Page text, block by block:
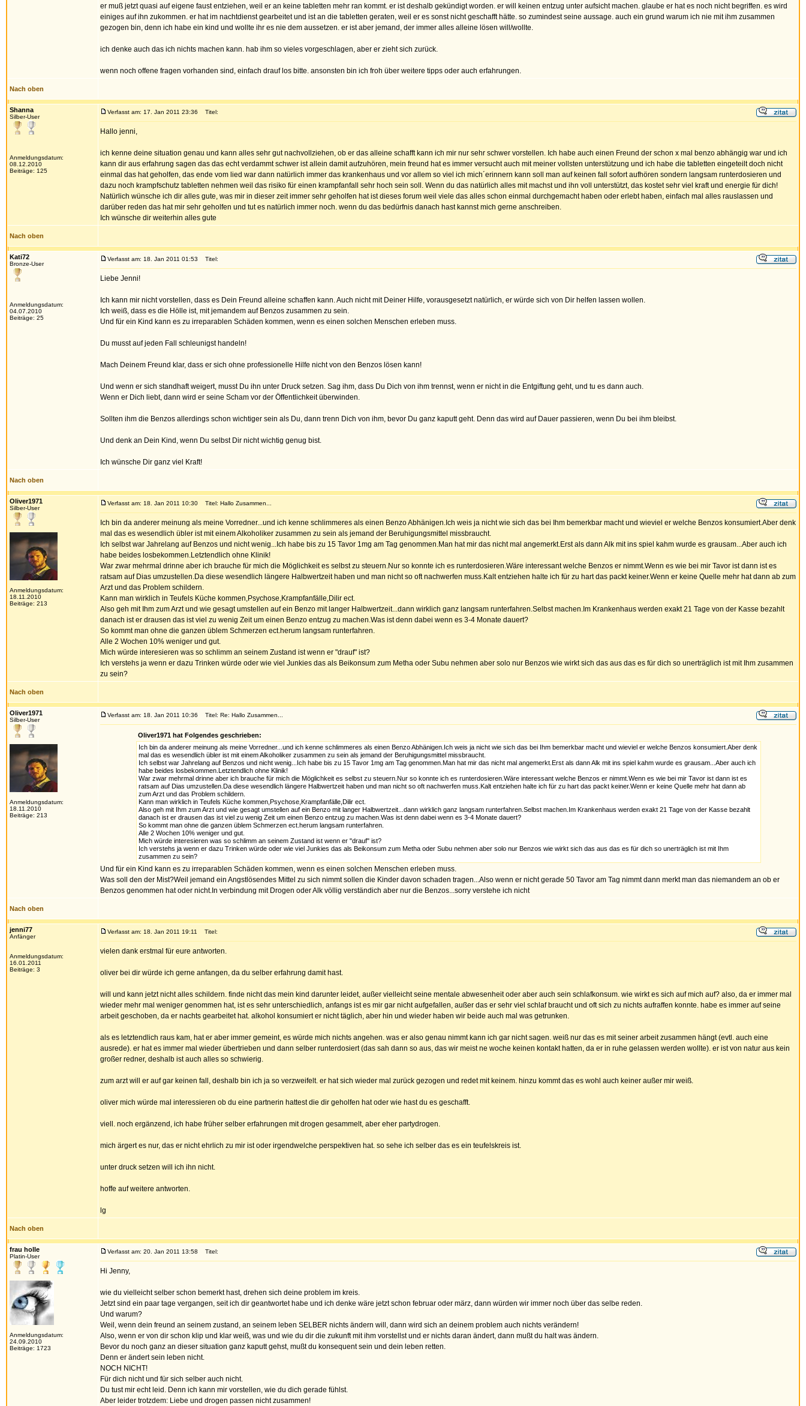
er muß jetzt quasi auf eigene faust entziehen, weil er an keine tabletten mehr ran kommt. er ist deshalb gekündigt worden. er will keinen entzug unter aufsicht machen. glaube er hat es noch nicht begriffen. es wird
einiges auf ihn zukommen. er hat im nachtdienst gearbeitet und ist an die tabletten geraten, weil er es sonst nicht geschafft hätte. so zumindest seine aussage. auch ein grund warum ich nie mit ihm zusammen
gezogen bin, denn ich habe ein kind und wollte ihr es nie dem aussetzen. er ist aber jemand, der immer alles alleine lösen will/wollte.
ich denke auch das ich nichts machen kann. hab ihm so vieles vorgeschlagen, aber er zieht sich zurück.
wenn noch offene fragen vorhanden sind, einfach drauf los bitte. ansonsten bin ich froh über weitere tipps oder auch erfahrungen.
Nach oben
Shanna
Silber-User
Anmeldungsdatum:
08.12.2010
Beiträge: 125
Verfasst am: 17. Jan 2011 23:36 Titel:
Hallo jenni,
ich kenne deine situation genau und kann alles sehr gut nachvollziehen, ob er das alleine schafft kann ich mir nur sehr schwer vorstellen. Ich habe auch einen Freund der schon x mal benzo abhängig war und ich
kann dir aus erfahrung sagen das das echt verdammt schwer ist allein damit aufzuhören, mein freund hat es immer versucht auch mit meiner vollsten unterstützung und ich habe die tabletten eingeteilt doch nicht
einmal das hat geholfen, das ende vom lied war dann natürlich immer das krankenhaus und vor allem so viel ich mich´erinnern kann soll man auf keinen fall sofort aufhören sondern langsam runterdosieren und
dazu noch krampfschutz tabletten nehmen weil das risiko für einen krampfanfall sehr hoch sein soll. Wenn du das natürlich alles mit machst und ihn voll unterstützt, das kostet sehr viel kraft und energie für dich!
Natürlich wünsche ich dir alles gute, was mir in dieser zeit immer sehr geholfen hat ist dieses forum weil viele das alles schon einmal durchgemacht haben oder erlebt haben, einfach mal alles rauslassen und
darüber reden das hat mir sehr geholfen und tut es natürlich immer noch. wenn du das bedürfnis danach hast kannst mich gerne anschreiben.
Ich wünsche dir weiterhin alles gute
Nach oben
Kati72
Bronze-User
Anmeldungsdatum:
04.07.2010
Beiträge: 25
Verfasst am: 18. Jan 2011 01:53 Titel:
Liebe Jenni!
Ich kann mir nicht vorstellen, dass es Dein Freund alleine schaffen kann. Auch nicht mit Deiner Hilfe, vorausgesetzt natürlich, er würde sich von Dir helfen lassen wollen.
Ich weiß, dass es die Hölle ist, mit jemandem auf Benzos zusammen zu sein.
Und für ein Kind kann es zu irreparablen Schäden kommen, wenn es einen solchen Menschen erleben muss.
Du musst auf jeden Fall schleunigst handeln!
Mach Deinem Freund klar, dass er sich ohne professionelle Hilfe nicht von den Benzos lösen kann!
Und wenn er sich standhaft weigert, musst Du ihn unter Druck setzen. Sag ihm, dass Du Dich von ihm trennst, wenn er nicht in die Entgiftung geht, und tu es dann auch.
Wenn er Dich liebt, dann wird er seine Scham vor der Öffentlichkeit überwinden.
Sollten ihm die Benzos allerdings schon wichtiger sein als Du, dann trenn Dich von ihm, bevor Du ganz kaputt geht. Denn das wird auf Dauer passieren, wenn Du bei ihm bleibst.
Und denk an Dein Kind, wenn Du selbst Dir nicht wichtig genug bist.
Ich wünsche Dir ganz viel Kraft!
Nach oben
Oliver1971
Silber-User
Anmeldungsdatum:
18.11.2010
Beiträge: 213
Verfasst am: 18. Jan 2011 10:30 Titel: Hallo Zusammen...
Ich bin da anderer meinung als meine Vorredner...und ich kenne schlimmeres als einen Benzo Abhänigen.Ich weis ja nicht wie sich das bei Ihm bemerkbar macht und wieviel er welche Benzos konsumiert.Aber denk
mal das es wesendlich übler ist mit einem Alkoholiker zusammen zu sein als jemand der Beruhigungsmittel missbraucht.
Ich selbst war Jahrelang auf Benzos und nicht wenig...Ich habe bis zu 15 Tavor 1mg am Tag genommen.Man hat mir das nicht mal angemerkt.Erst als dann Alk mit ins spiel kahm wurde es grausam...Aber auch ich
habe beides losbekommen.Letztendlich ohne Klinik!
War zwar mehrmal drinne aber ich brauche für mich die Möglichkeit es selbst zu steuern.Nur so konnte ich es runterdosieren.Wäre interessant welche Benzos er nimmt.Wenn es wie bei mir Tavor ist dann ist es
ratsam auf Dias umzustellen.Da diese wesendlich längere Halbwertzeit haben und man nicht so oft nachwerfen muss.Kalt entziehen halte ich für zu hart das packt keiner.Wenn er keine Quelle mehr hat dann ab zum
Arzt und das Problem schildern.
Kann man wirklich in Teufels Küche kommen,Psychose,Krampfanfälle,Dilir ect.
Also geh mit Ihm zum Arzt und wie gesagt umstellen auf ein Benzo mit langer Halbwertzeit...dann wirklich ganz langsam runterfahren.Selbst machen.Im Krankenhaus werden exakt 21 Tage von der Kasse bezahlt
danach ist er drausen das ist viel zu wenig Zeit um einen Benzo entzug zu machen.Was ist denn dabei wenn es 3-4 Monate dauert?
So kommt man ohne die ganzen üblem Schmerzen ect.herum langsam runterfahren.
Alle 2 Wochen 10% weniger und gut.
Mich würde interesieren was so schlimm an seinem Zustand ist wenn er "drauf" ist?
Ich verstehs ja wenn er dazu Trinken würde oder wie viel Junkies das als Beikonsum zum Metha oder Subu nehmen aber solo nur Benzos wie wirkt sich das aus das es für dich so unerträglich ist mit Ihm zusammen
zu sein?
Nach oben
Oliver1971
Silber-User
Anmeldungsdatum:
18.11.2010
Beiträge: 213
Verfasst am: 18. Jan 2011 10:36 Titel: Re: Hallo Zusammen...
Oliver1971 hat Folgendes geschrieben:
Ich bin da anderer meinung als meine Vorredner...und ich kenne schlimmeres als einen Benzo Abhänigen.Ich weis ja nicht wie sich das bei Ihm bemerkbar macht und wieviel er welche Benzos konsumiert.Aber denk
mal das es wesendlich übler ist mit einem Alkoholiker zusammen zu sein als jemand der Beruhigungsmittel missbraucht.
Ich selbst war Jahrelang auf Benzos und nicht wenig...Ich habe bis zu 15 Tavor 1mg am Tag genommen.Man hat mir das nicht mal angemerkt.Erst als dann Alk mit ins spiel kahm wurde es grausam...Aber auch ich
habe beides losbekommen.Letztendlich ohne Klinik!
War zwar mehrmal drinne aber ich brauche für mich die Möglichkeit es selbst zu steuern.Nur so konnte ich es runterdosieren.Wäre interessant welche Benzos er nimmt.Wenn es wie bei mir Tavor ist dann ist es
ratsam auf Dias umzustellen.Da diese wesendlich längere Halbwertzeit haben und man nicht so oft nachwerfen muss.Kalt entziehen halte ich für zu hart das packt keiner.Wenn er keine Quelle mehr hat dann ab
zum Arzt und das Problem schildern.
Kann man wirklich in Teufels Küche kommen,Psychose,Krampfanfälle,Dilir ect.
Also geh mit Ihm zum Arzt und wie gesagt umstellen auf ein Benzo mit langer Halbwertzeit...dann wirklich ganz langsam runterfahren.Selbst machen.Im Krankenhaus werden exakt 21 Tage von der Kasse bezahlt
danach ist er drausen das ist viel zu wenig Zeit um einen Benzo entzug zu machen.Was ist denn dabei wenn es 3-4 Monate dauert?
So kommt man ohne die ganzen üblem Schmerzen ect.herum langsam runterfahren.
Alle 2 Wochen 10% weniger und gut.
Mich würde interesieren was so schlimm an seinem Zustand ist wenn er "drauf" ist?
Ich verstehs ja wenn er dazu Trinken würde oder wie viel Junkies das als Beikonsum zum Metha oder Subu nehmen aber solo nur Benzos wie wirkt sich das aus das es für dich so unerträglich ist mit Ihm
zusammen zu sein?
Und für ein Kind kann es zu irreparablen Schäden kommen, wenn es einen solchen Menschen erleben muss.
Was soll den der Mist?Weil jemand ein Angstlösendes Mittel zu sich nimmt sollen die Kinder davon schaden tragen...Also wenn er nicht gerade 50 Tavor am Tag nimmt dann merkt man das niemandem an ob er
Benzos genommen hat oder nicht.In verbindung mit Drogen oder Alk völlig verständich aber nur die Benzos...sorry verstehe ich nicht
Nach oben
jenni77
Anfänger
Anmeldungsdatum:
16.01.2011
Beiträge: 3
Verfasst am: 18. Jan 2011 19:11 Titel:
vielen dank erstmal für eure antworten.
oliver bei dir würde ich gerne anfangen, da du selber erfahrung damit hast.
will und kann jetzt nicht alles schildern. finde nicht das mein kind darunter leidet, außer vielleicht seine mentale abwesenheit oder aber auch sein schlafkonsum. wie wirkt es sich auf mich auf? also, da er immer mal
wieder mehr mal weniger genommen hat, ist es sehr unterschiedlich, anfangs ist es mir gar nicht aufgefallen, außer das er sehr viel schlaf braucht und oft sich zu nichts aufraffen konnte. habe es immer auf seine
arbeit geschoben, da er nachts gearbeitet hat. alkohol konsumiert er nicht täglich, aber hin und wieder haben wir beide auch mal was getrunken.
als es letztendlich raus kam, hat er aber immer gemeint, es würde mich nichts angehen. was er also genau nimmt kann ich gar nicht sagen. weiß nur das es mit seiner arbeit zusammen hängt (evtl. auch eine
ausrede). er hat es immer mal wieder übertrieben und dann selber runterdosiert (das sah dann so aus, das wir meist ne woche keinen kontakt hatten, da er in ruhe gelassen werden wollte). er ist von natur aus kein
großer redner, deshalb ist auch alles so schwierig.
zum arzt will er auf gar keinen fall, deshalb bin ich ja so verzweifelt. er hat sich wieder mal zurück gezogen und redet mit keinem. hinzu kommt das es wohl auch keiner außer mir weiß.
oliver mich würde mal interessieren ob du eine partnerin hattest die dir geholfen hat oder wie hast du es geschafft.
viell. noch ergänzend, ich habe früher selber erfahrungen mit drogen gesammelt, aber eher partydrogen.
mich ärgert es nur, das er nicht ehrlich zu mir ist oder irgendwelche perspektiven hat. so sehe ich selber das es ein teufelskreis ist.
unter druck setzen will ich ihn nicht.
hoffe auf weitere antworten.
lg
Nach oben
frau holle
Platin-User
Anmeldungsdatum:
24.09.2010
Beiträge: 1723
Verfasst am: 20. Jan 2011 13:58 Titel:
Hi Jenny,
wie du vielleicht selber schon bemerkt hast, drehen sich deine problem im kreis.
Jetzt sind ein paar tage vergangen, seit ich dir geantwortet habe und ich denke wäre jetzt schon februar oder märz, dann würden wir immer noch über das selbe reden.
Und warum?
Weil, wenn dein freund an seinem zustand, an seinem leben SELBER nichts ändern will, dann wird sich an deinem problem auch nichts verändern!
Also, wenn er von dir schon klip und klar weiß, was und wie du dir die zukunft mit ihm vorstellst und er nichts daran ändert, dann mußt du halt was ändern.
Bevor du noch ganz an dieser situation ganz kaputt gehst, mußt du konsequent sein und dein leben retten.
Denn er ändert sein leben nicht.
NOCH NICHT!
Für dich nicht und für sich selber auch nicht.
Du tust mir echt leid. Denn ich kann mir vorstellen, wie du dich gerade fühlst.
Aber leider trotzdem: Liebe und drogen passen nicht zusammen!